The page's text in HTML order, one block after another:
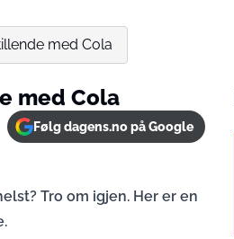
med Cola
med Cola
Følg dagens.no på Google
Tro om igjen. Her er en